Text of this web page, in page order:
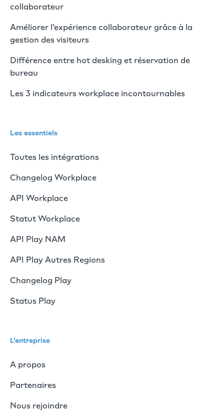
collaborateur
Améliorer l’expérience collaborateur grâce à la
gestion des visiteurs
Différence entre hot desking et réservation de
bureau
Les 3 indicateurs workplace incontournables
Les essentiels
Toutes les intégrations
Changelog Workplace
API Workplace
Statut Workplace
API Play NAM
API Play Autres Regions
Changelog Play
Status Play
L'entreprise
A propos
Partenaires
Nous rejoindre